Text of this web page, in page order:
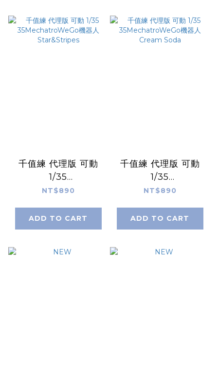
千值練 代理版 可動
1/35
35MechatroWeGo
NT$890
ADD TO CART
千值練 代理版 可動
1/35
35MechatroWeGo
NT$890
ADD TO CART